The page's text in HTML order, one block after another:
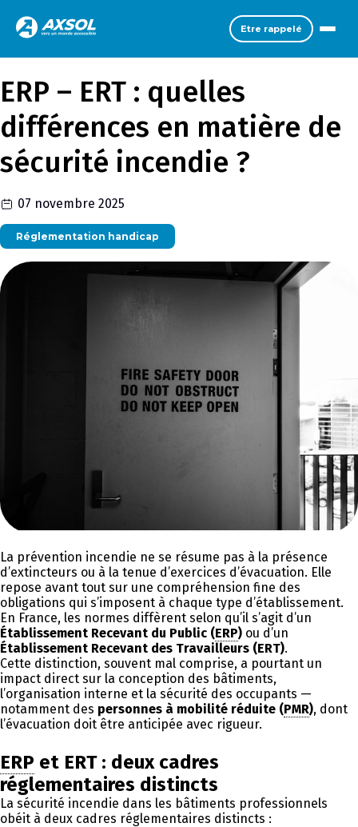
Etre rappelé
ERP – ERT : quelles
différences en matière de
sécurité incendie ?
07 novembre 2025
Réglementation handicap
La prévention incendie ne se résume pas à la présence
d’extincteurs ou à la tenue d’exercices d’évacuation. Elle
repose avant tout sur une compréhension fine des
obligations qui s’imposent à chaque type d’établissement.
En France, les normes diffèrent selon qu’il s’agit d’un
Établissement Recevant du Public (ERP) ou d’un
Établissement Recevant des Travailleurs (ERT).
Cette distinction, souvent mal comprise, a pourtant un
impact direct sur la conception des bâtiments,
l’organisation interne et la sécurité des occupants —
notamment des personnes à mobilité réduite (PMR), dont
l’évacuation doit être anticipée avec rigueur.
ERP et ERT : deux cadres
réglementaires distincts
La sécurité incendie dans les bâtiments professionnels
obéit à deux cadres réglementaires distincts :